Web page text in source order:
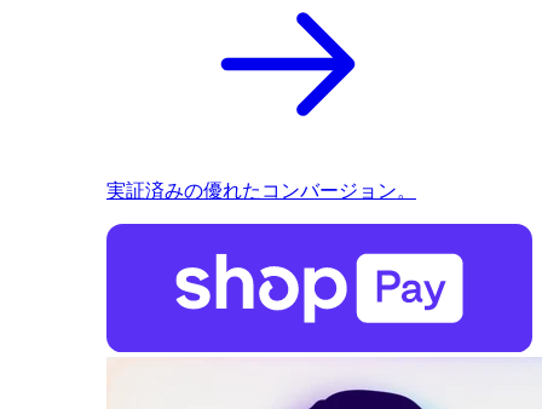
実証済みの優れたコンバージョン。